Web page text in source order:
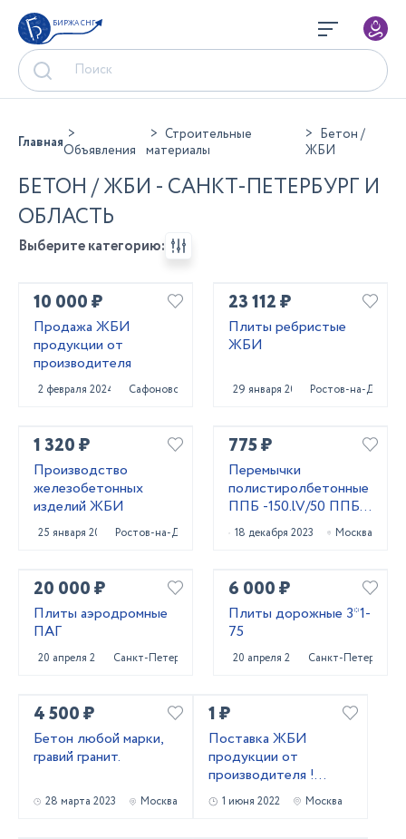
БИРЖА СНГ
ГлавнаяОбъявления
Строительные
материалы
Бетон /
ЖБИ
БЕТОН / ЖБИ - САНКТ-ПЕТЕРБУРГ И
ОБЛАСТЬ
Выберите категорию:
10 000 ₽
Продажа ЖБИ
продукции от
производителя
2 февраля 2024 Сафоново
23 112 ₽
Плиты ребристые
ЖБИ
29 января 2024 Ростов-на-Дону
1 320 ₽
Производство
железобетонных
изделий ЖБИ
25 января 2024 Ростов-на-Дону
775 ₽
Перемычки
полистиролбетонные
ППБ -150.lV/50 ППБ
-180.l/50 ППБ
-180lV/50 Д400
18 декабря 2023 Москва
20 000 ₽
Плиты аэродромные
ПАГ
20 апреля 2023 Санкт-Петербург
6 000 ₽
Плиты дорожные 3*1-
75
20 апреля 2023 Санкт-Петербург
4 500 ₽
Бетон любой марки,
гравий гранит.
28 марта 2023 Москва
1 ₽
Поставка ЖБИ
продукции от
производителя !
Лучшие цены!
1 июня 2022 Москва